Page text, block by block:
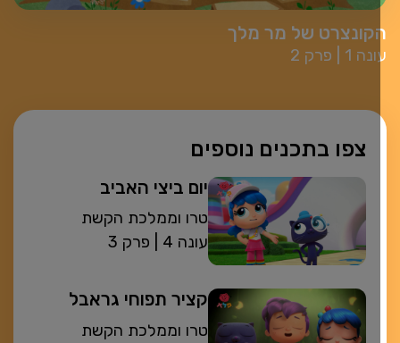
צפו בתכנים נוספים
יום ביצי האביב
טרו וממלכת הקשת
פרק 3
| עונה 4
קציר תפוחי גראבל
טרו וממלכת הקשת
של מר מלך
פרק 2 1